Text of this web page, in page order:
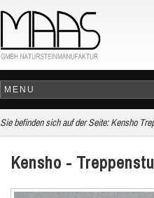
Sie befinden sich auf der Seite: Kensho
Kensho -